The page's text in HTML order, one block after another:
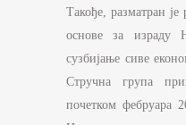
Такође, разматран је
основе за израду
сузбијање сиве
Стручна група
почетком фебруара